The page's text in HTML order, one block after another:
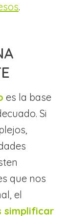
.
es la base
Si
que nos
el
simplificar